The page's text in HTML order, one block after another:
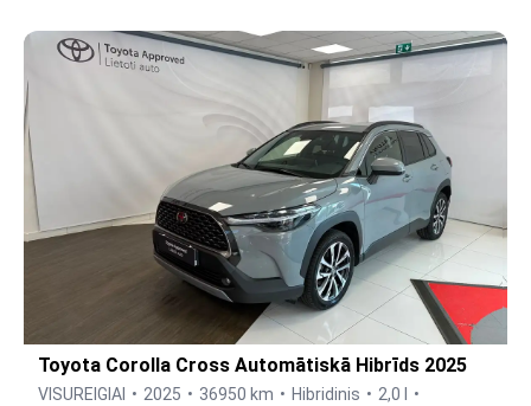
Toyota Corolla Cross Automātiskā Hibrīds 2025
VISUREIGIAI 2025 36950 km Hibridinis
2,0 l